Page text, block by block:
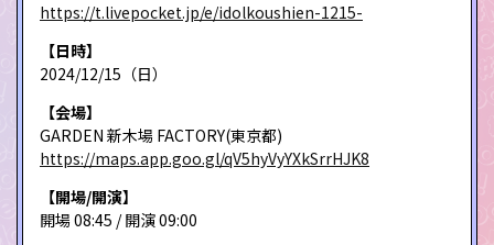
https://t.livepocket.jp/e/idolkoushien-1215-
【日時】
2024/12/15（日）
【会場】
GARDEN 新木場 FACTORY(東京都)
https://maps.app.goo.gl/qV5hyVyYXkSrrHJK8
【開場/開演】
開場 08:45 / 開演 09:00